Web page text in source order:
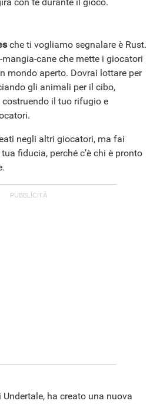
con te durante il gioco.
che ti vogliamo segnalare è Rust.
cane che mette i giocatori
mondo aperto. Dovrai lottare per
gli animali per il cibo,
il tuo rifugio e
negli altri giocatori, ma fai
fiducia, perché c’è chi è pronto
ha creato una nuova